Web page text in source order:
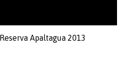
Apaltagua 2013